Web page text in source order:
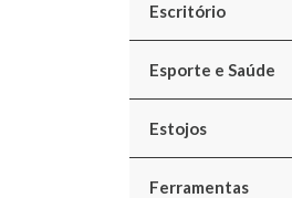
Escritório
Esporte e Saúde
Estojos
Ferramentas